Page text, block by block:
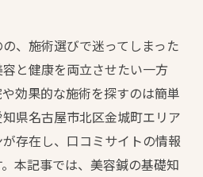
、施術選びで迷ってしまった
と健康を両立させたい一方
効果的な施術を探すのは簡単
県名古屋市北区金城町エリア
存在し、口コミサイトの情報
本記事では、美容鍼の基礎知